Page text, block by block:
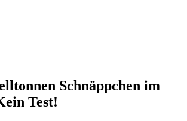
Schnäppchen im
Test!